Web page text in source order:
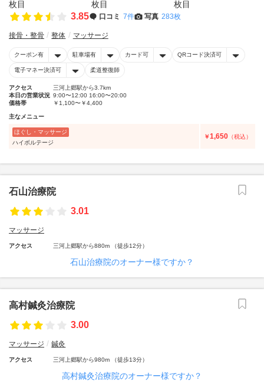
3.85 口コミ 7件 写真 283枚
接骨・整骨 整体 マッサージ
クーポン有 駐車場有 カード可 QRコード決済可
電子マネー決済可 柔道整復師
アクセス
三河上郷駅から3.7km
本日の営業状況 9:00〜12:00 16:00〜20:00
価格帯
￥1,100〜￥4,400
主なメニュー
ほぐし・マッサージ
ハイボルテージ
￥1,650 （税込）
石山治療院
3.01
マッサージ
アクセス 三河上郷駅から880m （徒歩12分）
石山治療院のオーナー様ですか？
高村鍼灸治療院
3.00
マッサージ 鍼灸
アクセス 三河上郷駅から980m （徒歩13分）
高村鍼灸治療院のオーナー様ですか？